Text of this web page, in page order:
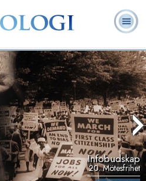
Frivilligpastorer
Ofta ställda
frågor
Böcker
Infobudskap
20. Mötesfrihet